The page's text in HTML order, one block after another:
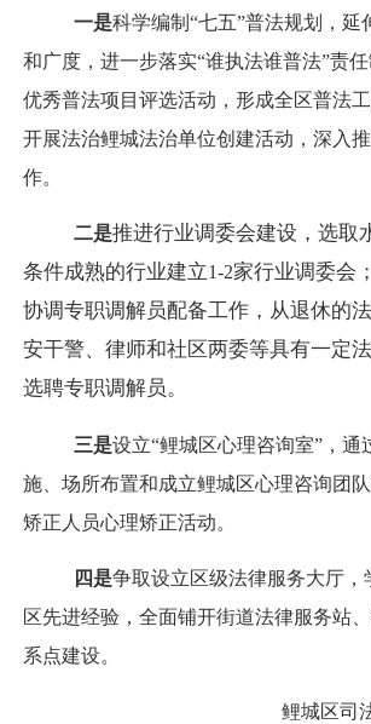
一是科学编制 “七五”普法规划，延
和广度，进一步落实“谁执法谁普法”责
优秀普法项目评选活动， 形成全区普法
开展法治鲤城法治单位创建活动，深入
作。
二是推进行业调委会建设，选取
条件成熟的行业建立1-2家行业调委会
协调专职调解员配备工作，从退休的
安干警、律师和社区两委等具有一定
选聘专职调解员。
三是设立“鲤城区心理咨询室”，通
施、场所布置和成立鲤城区心理咨询团
矫正人员心理矫正活动。
四是争取设立区级法律服务大厅，
区先进经验，全面铺开街道法律服务站
系点建设。
鲤城区司